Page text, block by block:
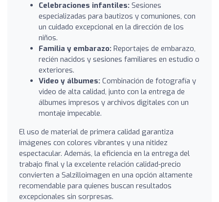
Celebraciones infantiles: Sesiones
especializadas para bautizos y comuniones, con
un cuidado excepcional en la dirección de los
niños.
Familia y embarazo: Reportajes de embarazo,
recién nacidos y sesiones familiares en estudio o
exteriores.
Video y álbumes: Combinación de fotografía y
video de alta calidad, junto con la entrega de
álbumes impresos y archivos digitales con un
montaje impecable.
El uso de material de primera calidad garantiza
imágenes con colores vibrantes y una nitidez
espectacular. Además, la eficiencia en la entrega del
trabajo final y la excelente relación calidad-precio
convierten a Salzilloimagen en una opción altamente
recomendable para quienes buscan resultados
excepcionales sin sorpresas.